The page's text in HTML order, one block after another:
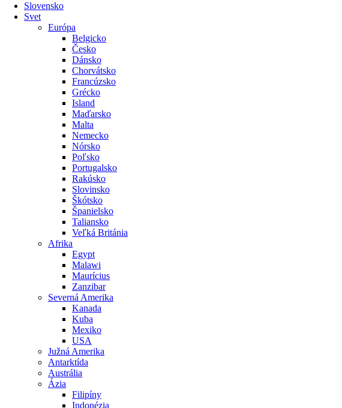
Slovensko
Svet
Európa
Belgicko
Česko
Dánsko
Chorvátsko
Francúzsko
Grécko
Island
Maďarsko
Malta
Nemecko
Nórsko
Poľsko
Portugalsko
Rakúsko
Slovinsko
Škótsko
Španielsko
Taliansko
Veľká Británia
Afrika
Egypt
Malawi
Maurícius
Zanzibar
Severná Amerika
Kanada
Kuba
Mexiko
USA
Južná Amerika
Antarktída
Austrália
Ázia
Filipíny
Indonézia